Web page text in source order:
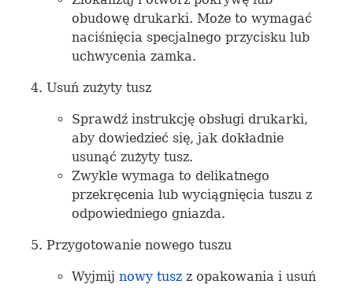
obudowę drukarki. Może to wymagać
naciśnięcia specjalnego przycisku lub
uchwycenia zamka.
Usuń zużyty tusz
Sprawdź instrukcję obsługi drukarki,
aby dowiedzieć się, jak dokładnie
usunąć zużyty tusz.
Zwykle wymaga to delikatnego
przekręcenia lub wyciągnięcia tuszu z
odpowiedniego gniazda.
Przygotowanie nowego tuszu
Wyjmij nowy tuszz opakowania i usuń